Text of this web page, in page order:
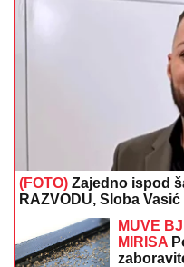
(FOTO) Zajedno ispod
RAZVODU, Sloba
MUVE
MIRISA